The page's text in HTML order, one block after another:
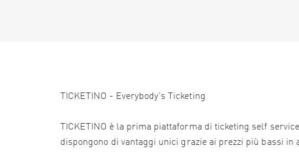
TICKETINO - Everybody's Ticketing
TICKETINO è la prima piattaforma di ticketing self
dispongono di vantaggi unici grazie ai prezzi più bassi in